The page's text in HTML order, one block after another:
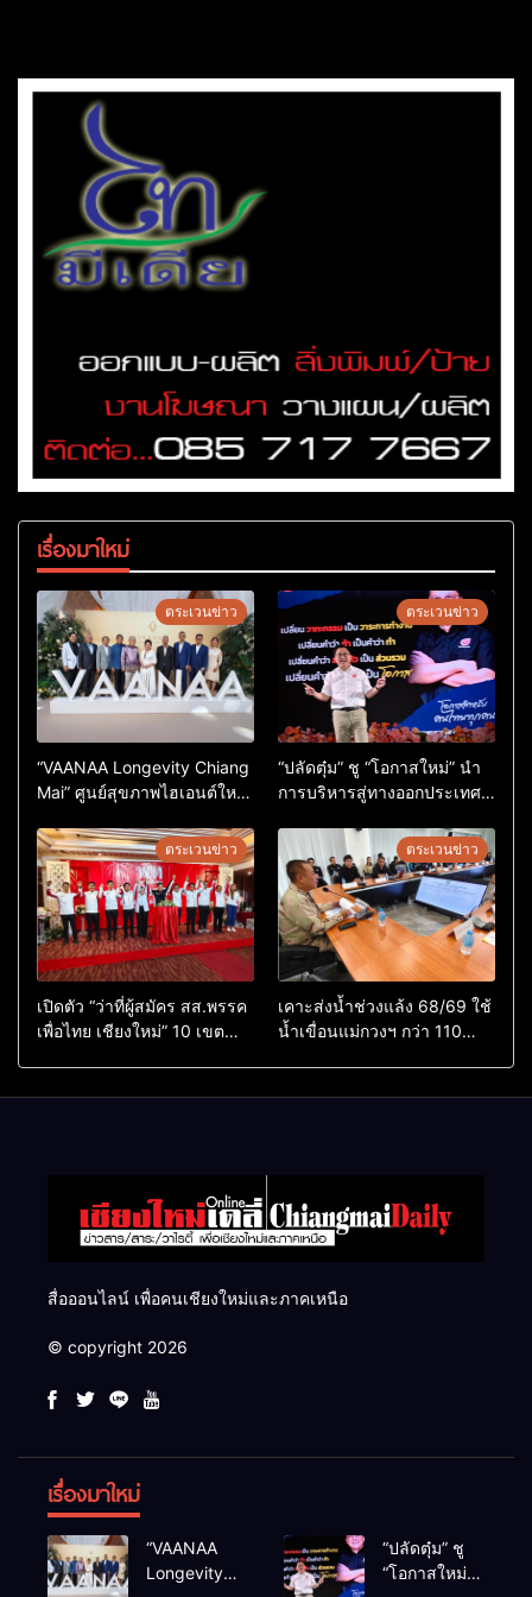
เรื่องมาใหม่
ตระเวนข่าว
“VAANAA Longevity Chiang
Mai” ศูนย์สุขภาพไฮเอนต์ใหญ่
ตระเวนข่าว
“ปลัดตุ๋ม” ชู “โอกาสใหม่” นำ
การบริหารสู่ทางออกประเทศ
ตระเวนข่าว
เปิดตัว “ว่าที่ผู้สมัคร สส.พรรค
เพื่อไทย เชียงใหม่” 10 เขต
ตระเวนข่าว
เคาะส่งน้ำช่วงแล้ง 68/69 ใช้
น้ำเขื่อนแม่กวงฯ กว่า 110
สื่อออนไลน์ เพื่อคนเชียงใหม่และภาคเหนือ
© copyright 2026
เรื่องมาใหม่
“VAANAA
Longevity
“ปลัดตุ๋ม” ชู
“โอกาสใหม่”